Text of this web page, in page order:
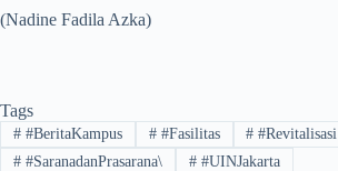
(Nadine Fadila Azka)
Tags
##BeritaKampus ##Fasilitas # #Revitalisasi
##SaranadanPrasarana\ ##UINJakarta